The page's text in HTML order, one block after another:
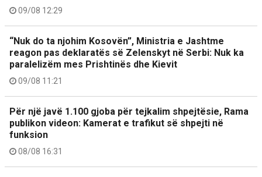
09/08 12:29
“Nuk do ta njohim Kosovën”, Ministria e Jashtme
reagon pas deklaratës së Zelenskyt në Serbi: Nuk ka
paralelizëm mes Prishtinës dhe Kievit
09/08 11:21
Për një javë 1.100 gjoba për tejkalim shpejtësie, Rama
publikon videon: Kamerat e trafikut së shpejti në
funksion
08/08 16:31